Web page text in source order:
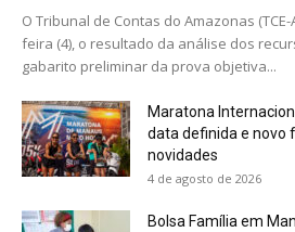
O Tribunal de Contas do Amazonas
feira (4), o resultado da análise dos
gabarito preliminar da prova objetiva...
Maratona
data definida e novo
novidades
4 de agosto de 2026
Bolsa Família em